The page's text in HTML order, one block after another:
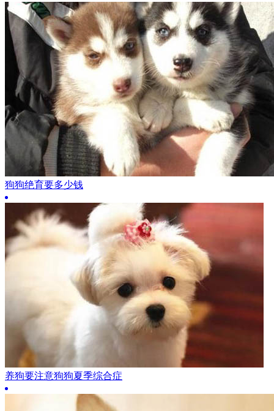
狗狗绝育要多少钱
养狗要注意狗狗夏季综合症